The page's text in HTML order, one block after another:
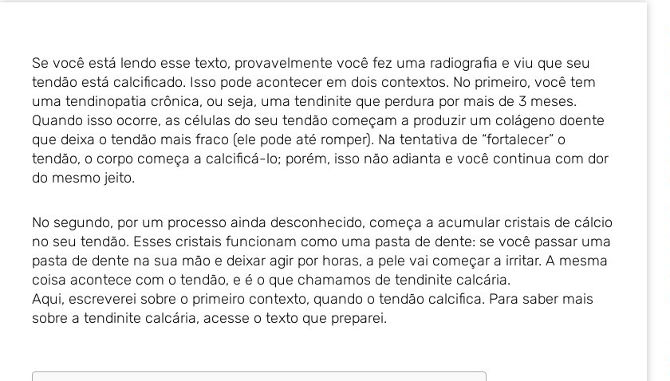
Se você está lendo esse texto, provavelmente você fez uma radiografia e viu que seu
tendão está calcificado. Isso pode acontecer em dois contextos. No primeiro, você tem
uma tendinopatia crônica, ou seja, uma tendinite que perdura por mais de 3 meses.
Quando isso ocorre, as células do seu tendão começam a produzir um colágeno doente
que deixa o tendão mais fraco (ele pode até romper). Na tentativa de “fortalecer” o
tendão, o corpo começa a calcificá-lo; porém, isso não adianta e você continua com dor
do mesmo jeito.
No segundo, por um processo ainda desconhecido, começa a acumular cristais de cálcio
no seu tendão. Esses cristais funcionam como uma pasta de dente: se você passar uma
pasta de dente na sua mão e deixar agir por horas, a pele vai começar a irritar. A mesma
coisa acontece com o tendão, e é o que chamamos de tendinite calcária.
Aqui, escreverei sobre o primeiro contexto, quando o tendão calcifica. Para saber mais
sobre a tendinite calcária, acesse o texto que preparei.